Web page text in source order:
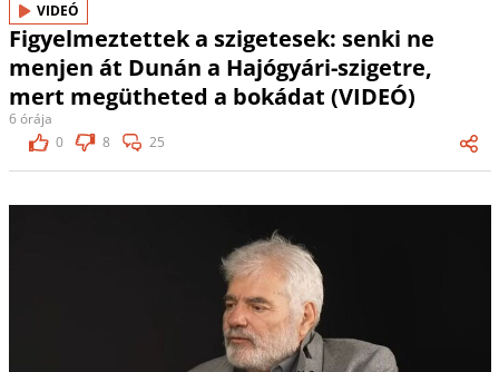
VIDEÓ
Figyelmeztettek a szigetesek: senki ne
menjen át Dunán a Hajógyári-szigetre,
mert megütheted a bokádat (VIDEÓ)
6 órája
0
8 25